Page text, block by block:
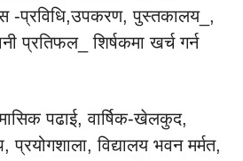
-प्रविधि,उपकरण, पुस्तकालय_,
प्रतिफल_ शिर्षकमा खर्च गर्न
पढाई, वार्षिक-खेलकुद,
प्रयोगशाला, विद्यालय भवन मर्मत,